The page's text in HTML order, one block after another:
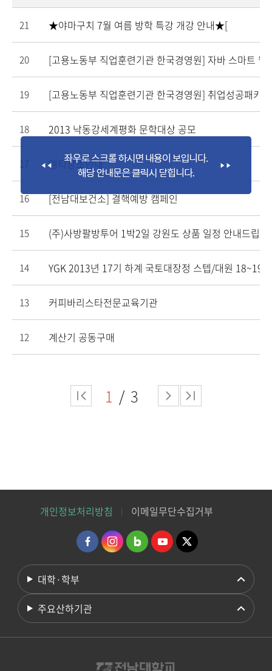
21 ★야마구치 7월 여름 방학 특강 개강 안내★[
20 [고용노동부 직업훈련기관 한국경영원] 자바 스마트
19 [고용노동부 직업훈련기관 한국경영원] 취업성공패키
18 2013 낙동강세계평화 문학대상 공모
17 엠티장소안내
16 [전남대보건소] 결핵예방 캠페인
15 (주)사방팔방투어 1박2일 강원도 상품 일정 안내드립니
14 YGK 2013년 17기 하계 국토대장정 스텝/대원 18~19
13 커피바리스타전문교육기관
12 계산기 공동구매
1 3
개인정보처리방침 이메일무단수집거부
대학·학부
주요산하기관